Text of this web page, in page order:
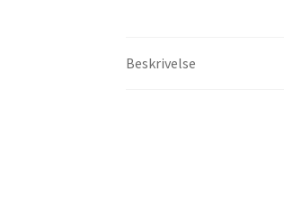
Beskrivelse